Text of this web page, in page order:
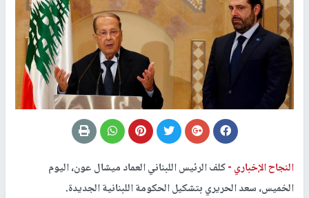
النجاح الإخباري -كلف الرئيس اللبناني العماد ميشال عون، اليوم
الخميس، سعد الحريري بتشكيل الحكومة اللبنانية الجديدة.